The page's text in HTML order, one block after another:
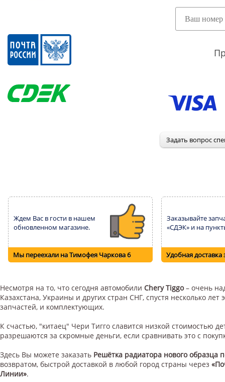
Ждем Вас в гости в нашем
обновленном магазине.
Мы переехали на Тимофея Чаркова 6
Заказывайте
«СДЭК» и на
Удобная доставка
Несмотря на то, что сегодня автомобили Chery Tiggo– очень
Казахстана, Украины и других стран СНГ, спустя несколько
запчастей, и комплектующих.
К счастью, "китаец" Чери Тигго славится низкой стоимостью
разрешаются за скромные деньги, если сравнивать это с
Здесь Вы можете заказать Решётка радиатора нового образца
возвратом, быстрой доставкой в любой город страны через
Линии».